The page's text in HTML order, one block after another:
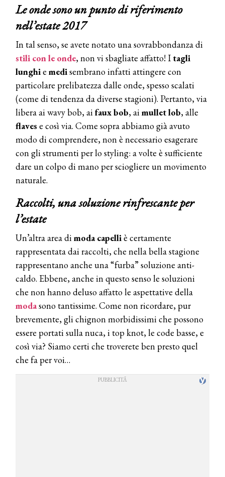
Le onde sono un punto di riferimento
nell’estate 2017
In tal senso, se avete notato una sovrabbondanza di
stili con le onde, non vi sbagliate affatto! I tagli
lunghie medisembrano infatti attingere con
particolare prelibatezza dalle onde, spesso scalati
(come di tendenza da diverse stagioni). Pertanto, via
libera ai wavy bob, aifaux bob, aimullet lob, alle
flaves e così via. Come sopra abbiamo già avuto
modo di comprendere, non è necessario esagerare
con gli strumenti per lo styling: a volte è sufficiente
dare un colpo di mano per sciogliere un movimento
naturale.
Raccolti, una soluzione rinfrescante per
l’estate
Un’altra area dimoda capelliè certamente
rappresentata dai raccolti, che nella bella stagione
rappresentano anche una “furba” soluzione anti-
caldo. Ebbene, anche in questo senso le soluzioni
che non hanno deluso affatto le aspettative della
modasono tantissime. Come non ricordare, pur
brevemente, gli chignon morbidissimi che possono
essere portati sulla nuca, i top knot, le code basse, e
così via? Siamo certi che troverete ben presto quel
che fa per voi…